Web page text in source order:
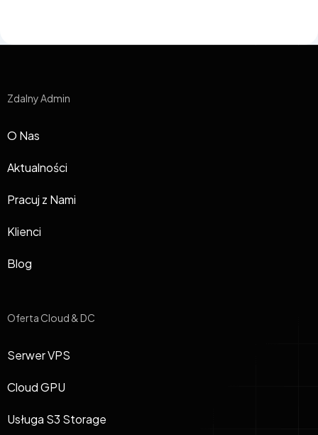
Zdalny Admin
O Nas
Aktualności
Pracuj z Nami
Klienci
Blog
Oferta Cloud & DC
Serwer VPS
Cloud GPU
Usługa S3 Storage